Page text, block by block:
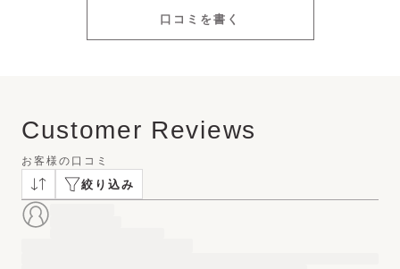
口コミを書く
Customer Reviews
お客様の口コミ
絞り込み